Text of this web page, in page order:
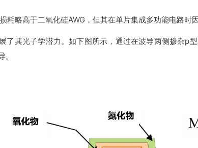
耗略高于二氧化硅AWG，但其在单片集成多功能电路时
了其光子学潜力。如下图所示，通过在波导两侧掺杂p